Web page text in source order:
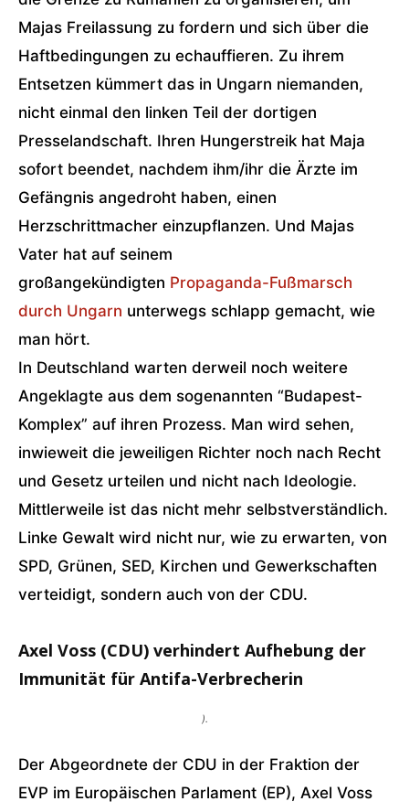
Majas Freilassung zu fordern und sich über die
Haftbedingungen zu echauffieren. Zu ihrem
Entsetzen kümmert das in Ungarn niemanden,
nicht einmal den linken Teil der dortigen
Presselandschaft. Ihren Hungerstreik hat Maja
sofort beendet, nachdem ihm/ihr die Ärzte im
Gefängnis angedroht haben, einen
Herzschrittmacher einzupflanzen. Und Majas
Vater hat auf seinem
großangekündigten Propaganda-Fußmarsch
durch Ungarn unterwegs schlapp gemacht, wie
man hört.
In Deutschland warten derweil noch weitere
Angeklagte aus dem sogenannten “Budapest-
Komplex” auf ihren Prozess. Man wird sehen,
inwieweit die jeweiligen Richter noch nach Recht
und Gesetz urteilen und nicht nach Ideologie.
Mittlerweile ist das nicht mehr selbstverständlich.
Linke Gewalt wird nicht nur, wie zu erwarten, von
SPD, Grünen, SED, Kirchen und Gewerkschaften
verteidigt, sondern auch von der CDU.
Axel Voss (CDU) verhindert Aufhebung der
Immunität für Antifa-Verbrecherin
).
Der Abgeordnete der CDU in der Fraktion der
EVP im Europäischen Parlament (EP), Axel Voss